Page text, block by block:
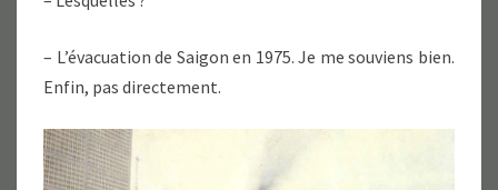
– L’évacuation de Saigon en 1975. Je me souviens bien.
Enfin, pas directement.